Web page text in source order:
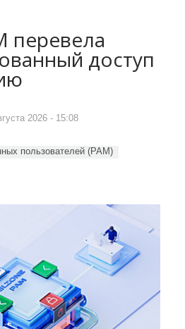
перевела
доступ
2026 - 15:08
пользователей (PAM)